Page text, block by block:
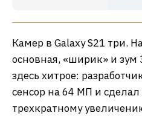
Камер в Galaxy S21 три.
основная, «ширик» и
здесь хитрое:
сенсор на 64 МП и
трехкратному